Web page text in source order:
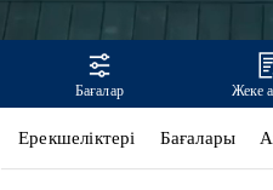
TUCSON
Бағалар Жеке
Ерекшеліктері Бағалары